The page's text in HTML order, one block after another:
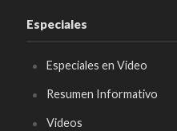
Especiales
Especiales en Video
Resumen Informativo
Videos